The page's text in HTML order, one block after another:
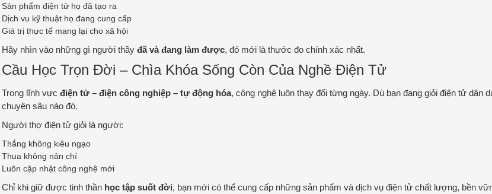
Sản phẩm điện tử họ đã tạo ra
Dịch vụ kỹ thuật họ đang cung cấp
Giá trị thực tế mang lại cho xã hội
Hãy nhìn vào những gì người thầy đã và đang làm được, đó mới là thước đo chính xác nhất.
Cầu Học Trọn Đời – Chìa Khóa Sống Còn Của Nghề Điện Tử
Trong lĩnh vực điện tử – điện công nghiệp – tự động hóa, công nghệ luôn thay đổi từng ngày. Dù bạn đang giỏi điện tử
chuyên sâu nào đó.
Người thợ điện tử giỏi là người:
Thắng không kiêu ngạo
Thua không nản chí
Luôn cập nhật công nghệ mới
Chỉ khi giữ được tinh thần học tập suốt đời, bạn mới có thể cung cấp những sản phẩm và dịch vụ điện tử chất lượng, bền